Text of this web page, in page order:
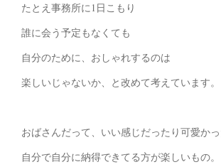
たとえ事務所に1日こもり
誰に会う予定もなくても
自分のために、おしゃれするのは
楽しいじゃないか、と改めて考えています。
おばさんだって、いい感じだったり可愛か
自分で自分に納得できてる方が楽しいもの。